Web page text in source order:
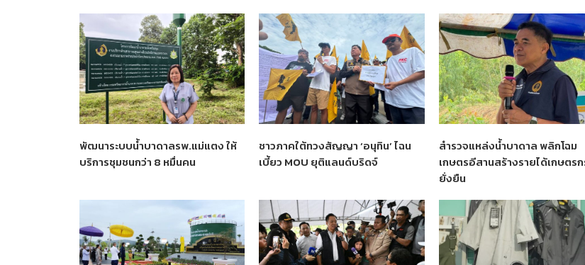
พัฒนาระบบน้ำบาดาลรพ.แม่แตง ให้
บริการชุมชนกว่า 8 หมื่นคน
ชาวภาคใต้ทวงสัญญา ‘อนุทิน’ ไฉน
เบี้ยว MOU ยุติแลนด์บริดจ์
สำรวจแหล่งน้ำบาดาล พลิกโฉม
เกษตรอีสานสร้างรายได้เกษตร
ยั่งยืน